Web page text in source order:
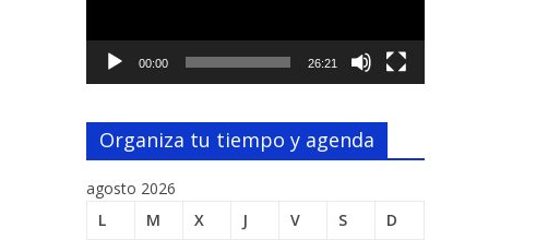
00:00 26:21
Organiza tu tiempo y agenda
agosto 2026
L
M X J V S D